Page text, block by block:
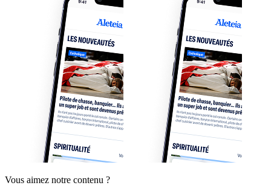
Vous aimez notre contenu ?